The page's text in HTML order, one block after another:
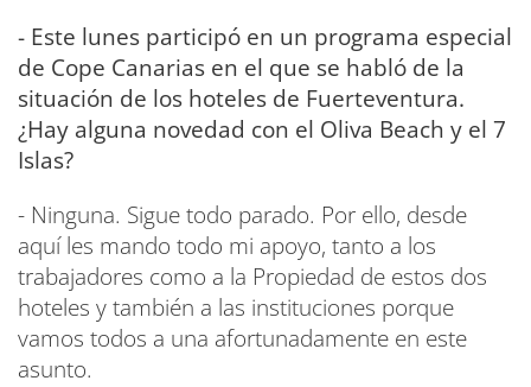
- Este lunes participó en un programa especial
de Cope Canarias en el que se habló de la
situación de los hoteles de Fuerteventura.
¿Hay alguna novedad con el Oliva Beach y el 7
Islas?
- Ninguna. Sigue todo parado. Por ello, desde
aquí les mando todo mi apoyo, tanto a los
trabajadores como a la Propiedad de estos dos
hoteles y también a las instituciones porque
vamos todos a una afortunadamente en este
asunto.